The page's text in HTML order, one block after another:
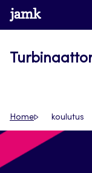
Siirry
suoraan
www.jamk.fi
Home koulutus